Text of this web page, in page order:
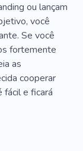
ou lançam
você
Se você
fortemente
as
cooperar
fácil e ficará